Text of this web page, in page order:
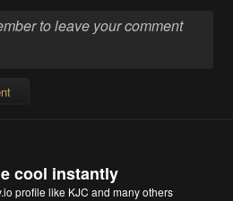
cool instantly
profile like KJC and many others